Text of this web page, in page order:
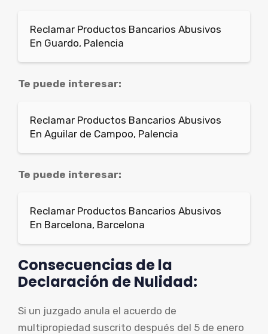
Reclamar Productos Bancarios Abusivos
En Guardo, Palencia
Te puede interesar:
Reclamar Productos Bancarios Abusivos
En Aguilar de Campoo, Palencia
Te puede interesar:
Reclamar Productos Bancarios Abusivos
En Barcelona, Barcelona
Consecuencias de la
Declaración de Nulidad:
Si un juzgado anula el acuerdo de
multipropiedad suscrito después del 5 de enero